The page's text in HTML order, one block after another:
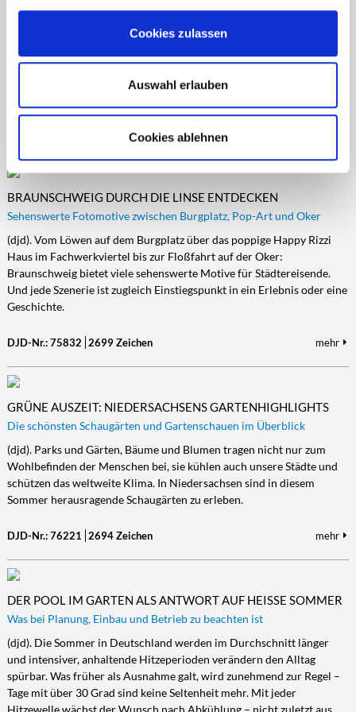
Cookies zulassen
Auswahl erlauben
Cookies ablehnen
(djd). Hinter einem Ferienprogramm steckt meist eine Vielzahl
spaßiger Aktivitäten für Kinder. Nicht so in Ellwangen: Die Stadt im
abwechslungsreiches Programm für Erwachsene an. Über das ganze
Stadtgebiet verteilt gibt es kulturelle Events, die dieses Jahr in ein
2601 Zeichen
BRAUNSCHWEIG DURCH DIE LINSE ENTDECKEN
Sehenswerte Fotomotive zwischen Burgplatz, Pop-Art und Oker
(djd). Vom Löwen auf dem Burgplatz über das poppige Happy Rizzi
Haus im Fachwerkviertel bis zur Floßfahrt auf der Oker:
Braunschweig bietet viele sehenswerte Motive für Städtereisende.
Und jede Szenerie ist zugleich Einstiegspunkt in ein Erlebnis oder eine
Geschichte.
DJD-Nr.: 75832 2699 Zeichen mehr
GRÜNE AUSZEIT: NIEDERSACHSENS GARTENHIGHLIGHTS
Die schönsten Schaugärten und Gartenschauen im Überblick
(djd). Parks und Gärten, Bäume und Blumen tragen nicht nur zum
Wohlbefinden der Menschen bei, sie kühlen auch unsere Städte und
schützen das weltweite Klima. In Niedersachsen sind in diesem
Sommer herausragende Schaugärten zu erleben.
DJD-Nr.: 76221 2694 Zeichen mehr
DER POOL IM GARTEN ALS ANTWORT AUF HEISSE SOMMER
Was bei Planung, Einbau und Betrieb zu beachten ist
(djd). Die Sommer in Deutschland werden im Durchschnitt länger
und intensiver, anhaltende Hitzeperioden verändern den Alltag
spürbar. Was früher als Ausnahme galt, wird zunehmend zur Regel –
Tage mit über 30 Grad sind keine Seltenheit mehr. Mit jeder
Hitzewelle wächst der Wunsch nach Abkühlung – nicht zuletzt aus